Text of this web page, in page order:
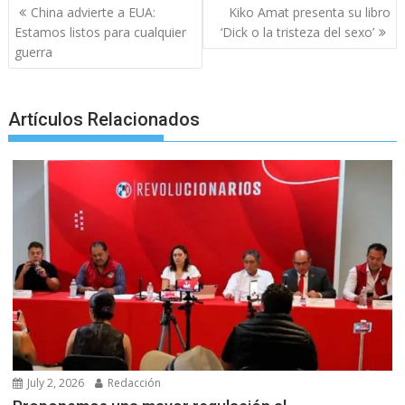
k p er
Post
navigation
China advierte a EUA:
Estamos listos para cualquier
guerra
Kiko Amat presenta su libro
‘Dick o la tristeza del sexo’
Artículos Relacionados
July 2, 2026 Redacción